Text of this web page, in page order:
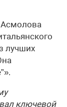
лучших
ключевой